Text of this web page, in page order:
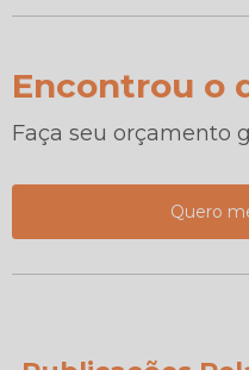
Encontrou o
Faça seu orçamento
Quero